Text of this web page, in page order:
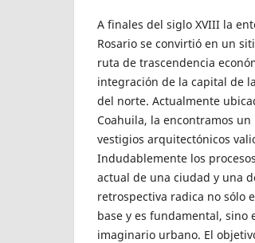
A finales del siglo XVIII la
Rosario se convirtió en un
ruta de trascendencia
integración de la capital de
del norte. Actualmente
Coahuila, la encontramos
vestigios arquitectónicos
Indudablemente los
actual de una ciudad y una
retrospectiva radica no sólo
base y es fundamental, sino
imaginario urbano. El